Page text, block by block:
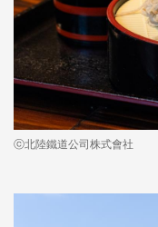
ⓒ北陸鐵道公司株式會社